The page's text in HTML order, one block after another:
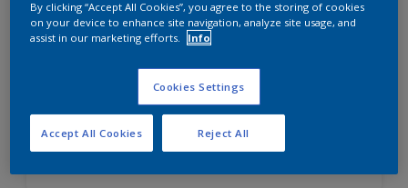
Fenster geeignet
hoch strapazierfähig
Nur beim Händler erhältlich
By clicking “Accept All Cookies”, you agree to the storing of cookies
on your device to enhance site navigation, analyze site usage, and
assist in our marketing efforts.
Info
Cookies Settings
Reject All
Accept All Cookies